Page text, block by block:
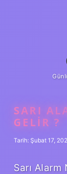
SARI
GELIR ?
Tarih: Şubat 17,
Sarı Alarm